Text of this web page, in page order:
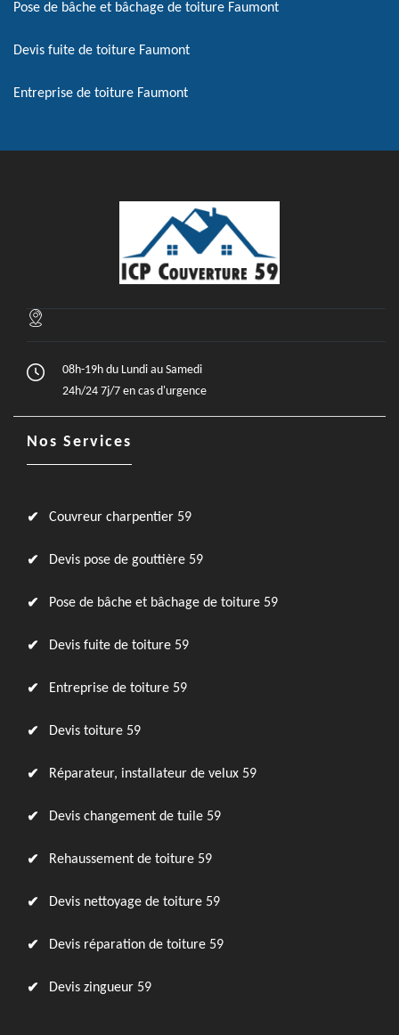
Pose de bâche et bâchage de toiture Faumont
Devis fuite de toiture Faumont
Entreprise de toiture Faumont
08h-19h du Lundi au Samedi
24h/24 7j/7 en cas d'urgence
Nos Services
Couvreur charpentier 59
Devis pose de gouttière 59
Pose de bâche et bâchage de toiture 59
Devis fuite de toiture 59
Entreprise de toiture 59
Devis toiture 59
Réparateur, installateur de velux 59
Devis changement de tuile 59
Rehaussement de toiture 59
Devis nettoyage de toiture 59
Devis réparation de toiture 59
Devis zingueur 59